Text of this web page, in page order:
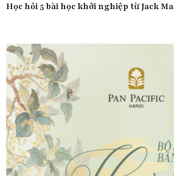
Học hỏi 5 bài học khởi nghiệp từ Jack Ma